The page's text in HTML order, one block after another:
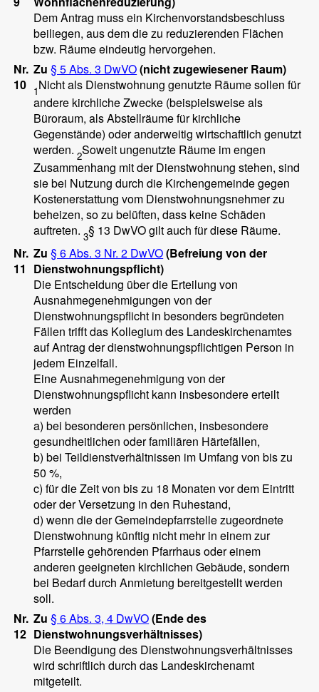
Dem Antrag muss ein Kirchenvorstandsbeschluss
beiliegen, aus dem die zu reduzierenden Flächen
bzw. Räume eindeutig hervorgehen.
Nr.
10
Zu§ 5 Abs. 3 DwVO(nicht zugewiesener Raum)
1Nicht als Dienstwohnung genutzte Räume sollen für
andere kirchliche Zwecke (beispielsweise als
Büroraum, als Abstellräume für kirchliche
Gegenstände) oder anderweitig wirtschaftlich genutzt
werden. 2Soweit ungenutzte Räume im engen
Zusammenhang mit der Dienstwohnung stehen, sind
sie bei Nutzung durch die Kirchengemeinde gegen
Kostenerstattung vom Dienstwohnungsnehmer zu
beheizen, so zu belüften, dass keine Schäden
auftreten. 3§ 13 DwVO gilt auch für diese Räume.
Nr.
11
Zu§ 6 Abs. 3 Nr. 2 DwVO(Befreiung von der
Dienstwohnungspflicht)
Die Entscheidung über die Erteilung von
Ausnahmegenehmigungen von der
Dienstwohnungspflicht in besonders begründeten
Fällen trifft das Kollegium des Landeskirchenamtes
auf Antrag der dienstwohnungspflichtigen Person in
jedem Einzelfall.
Eine Ausnahmegenehmigung von der
Dienstwohnungspflicht kann insbesondere erteilt
werden
a) bei besonderen persönlichen, insbesondere
gesundheitlichen oder familiären Härtefällen,
b) bei Teildienstverhältnissen im Umfang von bis zu
50 %,
c) für die Zeit von bis zu 18 Monaten vor dem Eintritt
oder der Versetzung in den Ruhestand,
d) wenn die der Gemeindepfarrstelle zugeordnete
Dienstwohnung künftig nicht mehr in einem zur
Pfarrstelle gehörenden Pfarrhaus oder einem
anderen geeigneten kirchlichen Gebäude, sondern
bei Bedarf durch Anmietung bereitgestellt werden
soll.
Nr.
12
Zu§ 6 Abs. 3, 4 DwVO(Ende des
Dienstwohnungsverhältnisses)
Die Beendigung des Dienstwohnungsverhältnisses
wird schriftlich durch das Landeskirchenamt
mitgeteilt.